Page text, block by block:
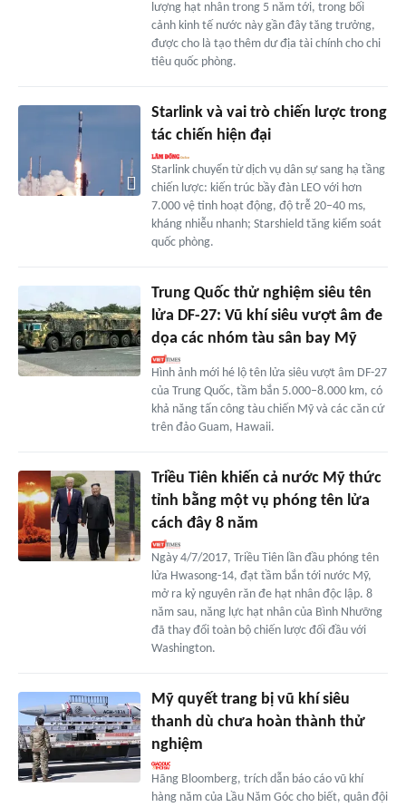
lượng hạt nhân trong 5 năm tới, trong bối
cảnh kinh tế nước này gần đây tăng trưởng,
được cho là tạo thêm dư địa tài chính cho chi
tiêu quốc phòng.
Starlink và vai trò chiến lược trong
tác chiến hiện đại
Starlink chuyển từ dịch vụ dân sự sang hạ tầng
chiến lược: kiến trúc bầy đàn LEO với hơn
7.000 vệ tinh hoạt động, độ trễ 20–40 ms,
kháng nhiễu nhanh; Starshield tăng kiểm soát
quốc phòng.
Trung Quốc thử nghiệm siêu tên
lửa DF-27: Vũ khí siêu vượt âm đe
dọa các nhóm tàu sân bay Mỹ
Hình ảnh mới hé lộ tên lửa siêu vượt âm DF-27
của Trung Quốc, tầm bắn 5.000–8.000 km, có
khả năng tấn công tàu chiến Mỹ và các căn cứ
trên đảo Guam, Hawaii.
Triều Tiên khiến cả nước Mỹ thức
tỉnh bằng một vụ phóng tên lửa
cách đây 8 năm
Ngày 4/7/2017, Triều Tiên lần đầu phóng tên
lửa Hwasong-14, đạt tầm bắn tới nước Mỹ,
mở ra kỷ nguyên răn đe hạt nhân độc lập. 8
năm sau, năng lực hạt nhân của Bình Nhưỡng
đã thay đổi toàn bộ chiến lược đối đầu với
Washington.
Mỹ quyết trang bị vũ khí siêu
thanh dù chưa hoàn thành thử
nghiệm
Hãng Bloomberg, trích dẫn báo cáo vũ khí
hàng năm của Lầu Năm Góc cho biết, quân đội